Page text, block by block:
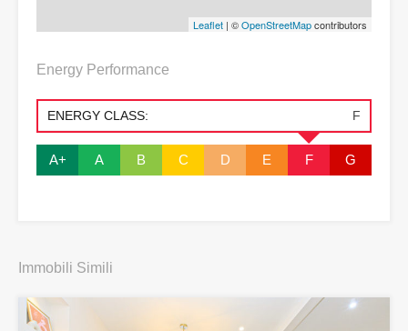
Leaflet | ©OpenStreetMapcontributors
Energy Performance
ENERGY CLASS: F
A+ A B C D E F G
Immobili Simili